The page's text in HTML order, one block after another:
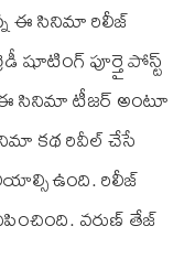
ఈ సినిమా రిలీజ్
షూటింగ్ పూర్తై పోస్ట్
ఈ సినిమా టీజర్ అంటూ
కథ రివీల్ చేసే
ఉంది. రిలీజ్
వరుణ్ తేజ్